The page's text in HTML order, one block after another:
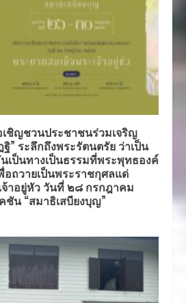
ชิญชวนประชาชนร่วมเจริญ
” ระลึกถึงพระรัตนตรัย ว่าเป็น
ป็นทางเป็นธรรมที่พระพุทธองค์
อถวายเป็นพระราชกุศลแด่
จ้าอยู่หัว วันที่ ๒๘ กรกฎาคม
น “สมาธิเสบียงบุญ”